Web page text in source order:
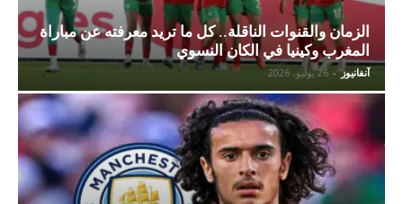
الزمان والقنوات الناقلة.. كل ما تريد معرفته عن مباراة
المغرب وكينيا في الكان النسوي
آنفانيوز - 26 يوليو، 2026